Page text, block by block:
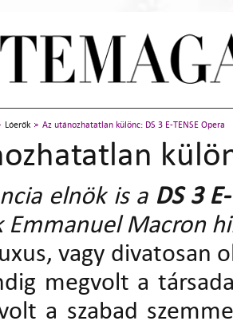
Lóerők Az utánozhatatlan különc: DS 3 E-TENSE Opera
elnök is a DS 3
Emmanuel Macron
vagy divatosan
megvolt a
a szabad